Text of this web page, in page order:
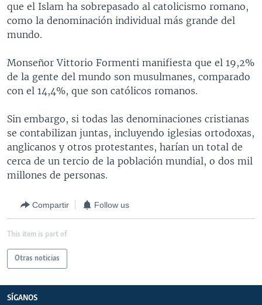
PERÚ
ECUADOR
BRASIL
GUATEMALA
HONDURAS
LIBERTAD DE PRENSA
MUNDO
ENTRETENIMIENTO Y CULTURA
TECNOLOGÍA
DEPORTES
CIENCIA Y SALUD
LIBERTAD DE PRENSA
UCRANIA
VIDEOS
FOTOGRAFÍA
AUDIOS
PROGRAMAS TV
EL MUNDO AL DÍA
FORO INTERAMERICANO
VISIÓN 360
LAS CLAVES
PANORAMA
RADIO
AVANCE INFORMATIVO
AUDIONOTICIAS
BUENOS DÍAS AMÉRICA
ESTADOS UNIDOS AL DÍA
EL MUNDO AL DÍA [RADIO]
FORO [RADIO]
NOTA ECONÓMICA
ENTRETENIMIENTO
DIRECT
DOCUMENTALES DE LA VOA
SÍGANOS
Idiomas
que el Islam ha sobrepasado al catolicismo romano,
como la denominación individual más grande del
mundo.
Monseñor Vittorio Formenti manifiesta que el 19,2%
de la gente del mundo son musulmanes, comparado
con el 14,4%, que son católicos romanos.
Sin embargo, si todas las denominaciones cristianas
se contabilizan juntas, incluyendo iglesias ortodoxas,
anglicanos y otros protestantes, harían un total de
cerca de un tercio de la población mundial, o dos mil
millones de personas.
Compartir Follow us
This item is part of
Otras noticias
SÍGANOS